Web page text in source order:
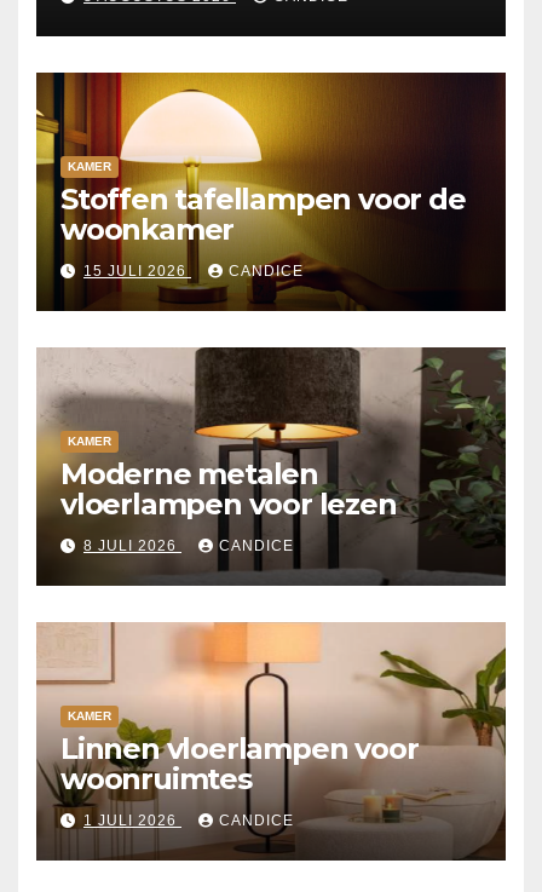
KAMER
Stoffen tafellampen voor de
woonkamer
15 JULI 2026 CANDICE
KAMER
Moderne metalen
vloerlampen voor lezen
8 JULI 2026 CANDICE
KAMER
Linnen vloerlampen voor
woonruimtes
1 JULI 2026 CANDICE